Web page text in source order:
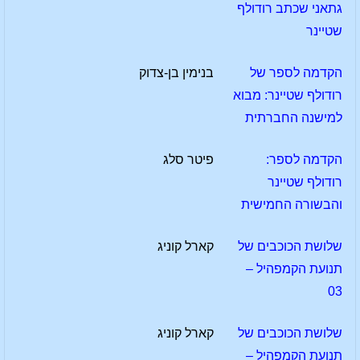
גתאני שכתב רודולף
שטיינר
הקדמה לספר של
רודולף שטיינר: מבוא
למישנה החברתית
בנימין בן-צדוק
הקדמה לספר:
רודולף שטיינר
והבשורה החמישית
פיטר סלג
שלושת הכוכבים של
תנועת הקמפהיל –
03
קארל קוניג
שלושת הכוכבים של
תנועת הקמפהיל –
קארל קוניג